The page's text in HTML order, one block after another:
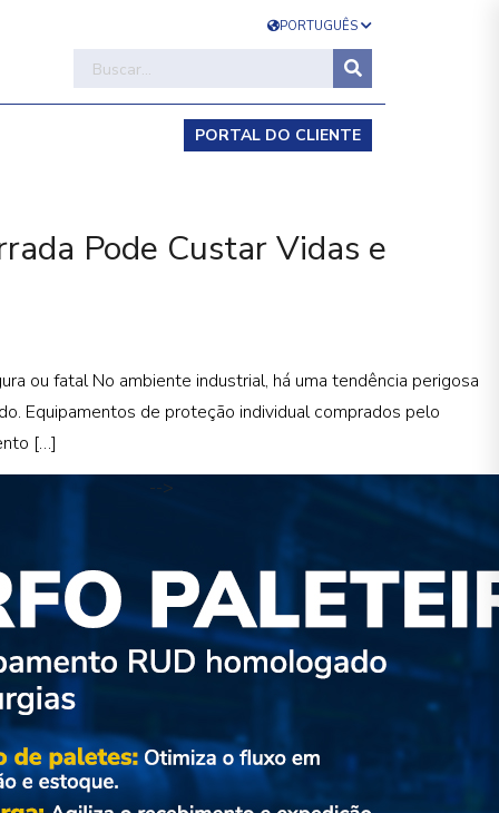
PORTUGUÊS
PORTAL DO CLIENTE
Pode Custar Vidas e
ou fatal No ambiente industrial, há uma tendência perigosa
Equipamentos de proteção individual comprados pelo
[…]
-->